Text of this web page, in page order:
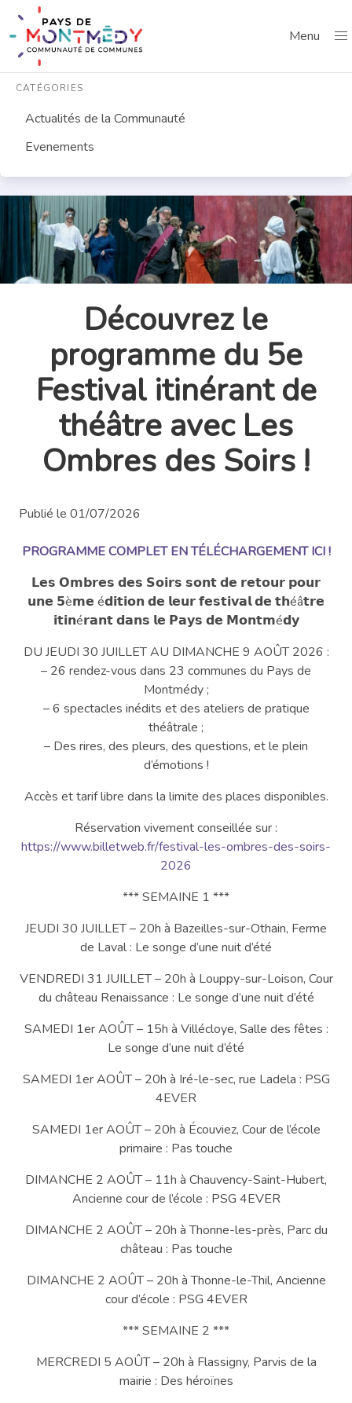
Menu
CATÉGORIES
Actualités de la Communauté
Evenements
Découvrez le
programme du 5e
Festival itinérant de
théâtre avec Les
Ombres des Soirs !
Publié le 01/07/2026
PROGRAMME COMPLET EN TÉLÉCHARGEMENT ICI !
𝗟𝗲𝘀 𝗢𝗺𝗯𝗿𝗲𝘀 𝗱𝗲𝘀 𝗦𝗼𝗶𝗿𝘀 𝘀𝗼𝗻𝘁 𝗱𝗲 𝗿𝗲𝘁𝗼𝘂𝗿 𝗽𝗼𝘂𝗿
𝘂𝗻𝗲 𝟱è𝗺𝗲 é𝗱𝗶𝘁𝗶𝗼𝗻 𝗱𝗲 𝗹𝗲𝘂𝗿 𝗳𝗲𝘀𝘁𝗶𝘃𝗮𝗹 𝗱𝗲 𝘁𝗵éâ𝘁𝗿𝗲
𝗶𝘁𝗶𝗻é𝗿𝗮𝗻𝘁 𝗱𝗮𝗻𝘀 𝗹𝗲 𝗣𝗮𝘆𝘀 𝗱𝗲 𝗠𝗼𝗻𝘁𝗺é𝗱𝘆
DU JEUDI 30 JUILLET AU DIMANCHE 9 AOÛT 2026 :
– 26 rendez-vous dans 23 communes du Pays de
Montmédy ;
– 6 spectacles inédits et des ateliers de pratique
théâtrale ;
– Des rires, des pleurs, des questions, et le plein
d’émotions !
Accès et tarif libre dans la limite des places disponibles.
Réservation vivement conseillée sur :
https://www.billetweb.fr/festival-les-ombres-des-soirs-
2026
*** SEMAINE 1 ***
JEUDI 30 JUILLET – 20h à Bazeilles-sur-Othain, Ferme
de Laval : Le songe d’une nuit d’été
VENDREDI 31 JUILLET – 20h à Louppy-sur-Loison, Cour
du château Renaissance : Le songe d’une nuit d’été
SAMEDI 1er AOÛT – 15h à Villécloye, Salle des fêtes :
Le songe d’une nuit d’été
SAMEDI 1er AOÛT – 20h à Iré-le-sec, rue Ladela : PSG
4EVER
SAMEDI 1er AOÛT – 20h à Écouviez, Cour de l’école
primaire : Pas touche
DIMANCHE 2 AOÛT – 11h à Chauvency-Saint-Hubert,
Ancienne cour de l’école : PSG 4EVER
DIMANCHE 2 AOÛT – 20h à Thonne-les-près, Parc du
château : Pas touche
DIMANCHE 2 AOÛT – 20h à Thonne-le-Thil, Ancienne
cour d’école : PSG 4EVER
*** SEMAINE 2 ***
MERCREDI 5 AOÛT – 20h à Flassigny, Parvis de la
mairie : Des héroïnes